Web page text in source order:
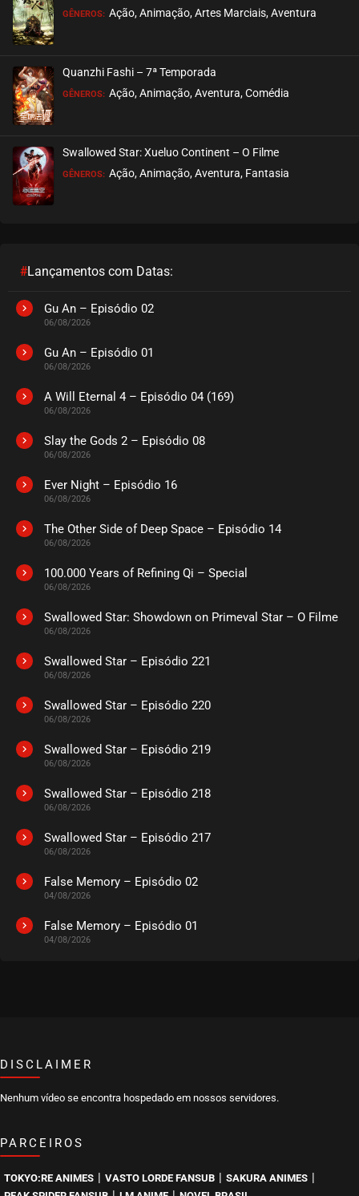
GÊNEROS: Ação, Animação, Artes Marciais, Aventura
Quanzhi Fashi – 7ª Temporada
GÊNEROS: Ação, Animação, Aventura, Comédia
Swallowed Star: Xueluo Continent – O Filme
GÊNEROS: Ação, Animação, Aventura, Fantasia
#Lançamentos com Datas:
Gu An – Episódio 02
06/08/2026
Gu An – Episódio 01
06/08/2026
A Will Eternal 4 – Episódio 04 (169)
06/08/2026
Slay the Gods 2 – Episódio 08
06/08/2026
Ever Night – Episódio 16
06/08/2026
The Other Side of Deep Space – Episódio 14
06/08/2026
100.000 Years of Refining Qi – Special
06/08/2026
Swallowed Star: Showdown on Primeval Star – O Filme
06/08/2026
Swallowed Star – Episódio 221
06/08/2026
Swallowed Star – Episódio 220
06/08/2026
Swallowed Star – Episódio 219
06/08/2026
Swallowed Star – Episódio 218
06/08/2026
Swallowed Star – Episódio 217
06/08/2026
False Memory – Episódio 02
04/08/2026
False Memory – Episódio 01
04/08/2026
DISCLAIMER
Nenhum vídeo se encontra hospedado em nossos servidores.
PARCEIROS
TOKYO:RE ANIMES VASTO LORDE FANSUB SAKURA ANIMES